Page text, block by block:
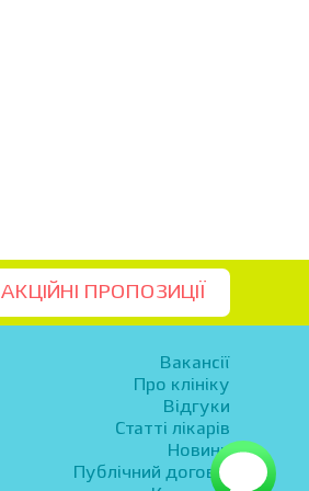
АКЦІЙНІ ПРОПОЗИЦІЇ
Вакансії
Про клініку
Відгуки
Статті лікарів
Новини
Публічний договір